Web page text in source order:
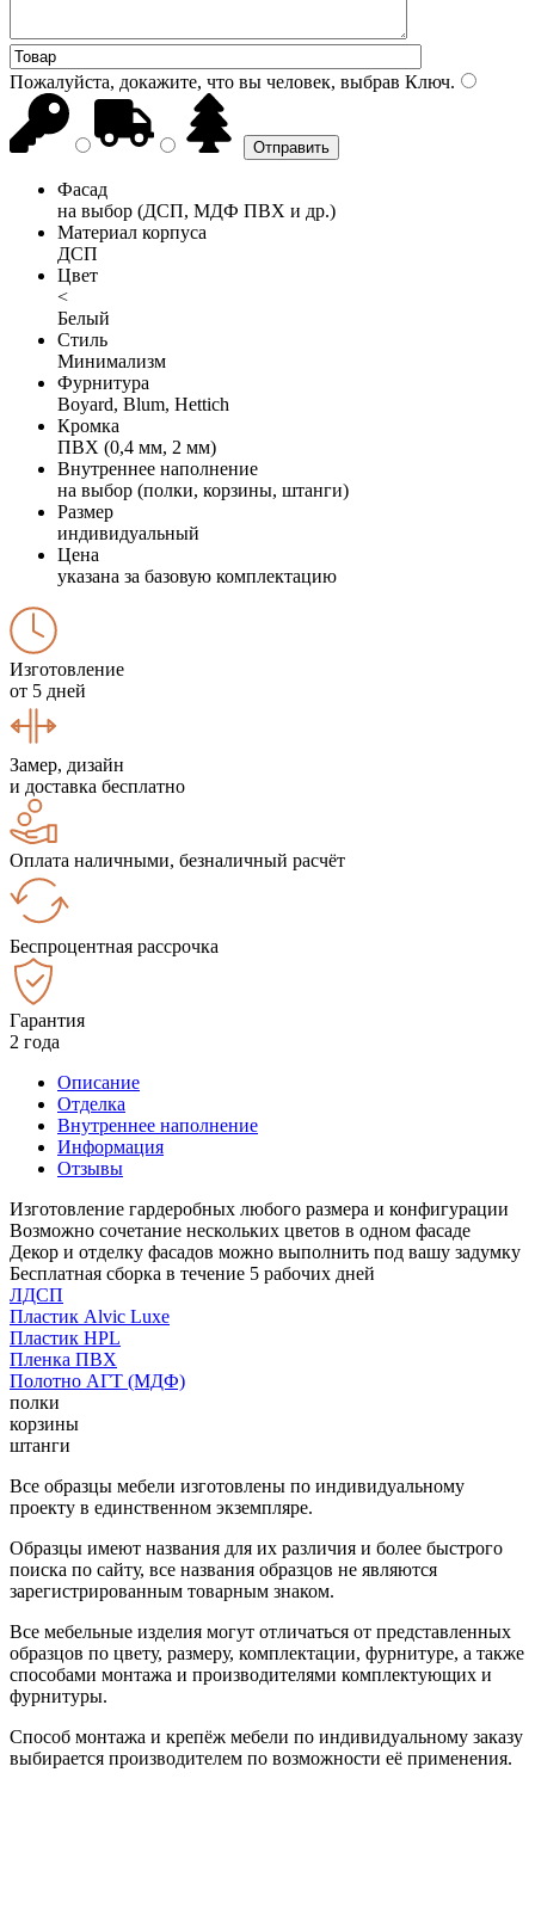
Пожалуйста, докажите, что вы человек, выбрав Ключ.
Фасад
на выбор (ДСП, МДФ ПВХ и др.)
Материал корпуса
ДСП
Цвет
<
Белый
Стиль
Минимализм
Фурнитура
Boyard, Blum, Hettich
Кромка
ПВХ (0,4 мм, 2 мм)
Внутреннее наполнение
на выбор (полки, корзины, штанги)
Размер
индивидуальный
Цена
указана за базовую комплектацию
Изготовление
от 5 дней
Замер, дизайн
и доставка бесплатно
Оплата наличными, безналичный расчёт
Беспроцентная рассрочка
Гарантия
2 года
Описание
Отделка
Внутреннее наполнение
Информация
Отзывы
Изготовление гардеробных любого размера и конфигурации
Возможно сочетание нескольких цветов в одном фасаде
Декор и отделку фасадов можно выполнить под вашу задумку
Бесплатная сборка в течение 5 рабочих дней
ЛДСП
Пластик Alvic Luxe
Пластик HPL
Пленка ПВХ
Полотно АГТ (МДФ)
полки
корзины
штанги
Все образцы мебели изготовлены по индивидуальному
проекту в единственном экземпляре.
Образцы имеют названия для их различия и более быстрого
поиска по сайту, все названия образцов не являются
зарегистрированным товарным знаком.
Все мебельные изделия могут отличаться от представленных
образцов по цвету, размеру, комплектации, фурнитуре, а также
способами монтажа и производителями комплектующих и
фурнитуры.
Способ монтажа и крепёж мебели по индивидуальному заказу
выбирается производителем по возможности её применения.